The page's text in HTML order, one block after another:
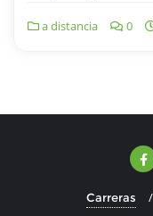
a distancia 0
Carreras